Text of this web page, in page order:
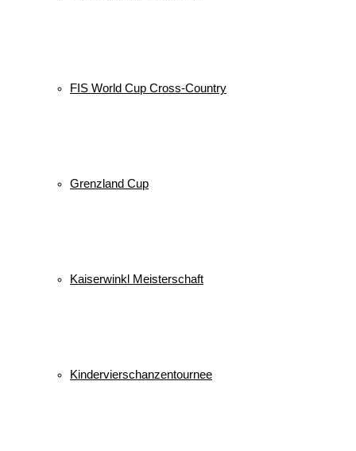
FIS World Cup Cross-Country
Grenzland Cup
Kaiserwinkl Meisterschaft
Kindervierschanzentournee